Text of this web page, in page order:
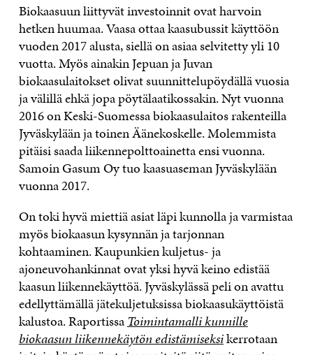
Biokaasuun liittyvät investoinnit ovat harvoin
hetken huumaa. Vaasa ottaa kaasubussit käyttöön
vuoden 2017 alusta, siellä on asiaa selvitetty yli 10
vuotta. Myös ainakin Jepuan ja Juvan
biokaasulaitokset olivat suunnittelupöydällä vuosia
ja välillä ehkä jopa pöytälaatikossakin. Nyt vuonna
2016 on Keski-Suomessa biokaasulaitos rakenteilla
Jyväskylään ja toinen Äänekoskelle. Molemmista
pitäisi saada liikennepolttoainetta ensi vuonna.
Samoin Gasum Oy tuo kaasuaseman Jyväskylään
vuonna 2017.
On toki hyvä miettiä asiat läpi kunnolla ja varmistaa
myös biokaasun kysynnän ja tarjonnan
kohtaaminen. Kaupunkien kuljetus- ja
ajoneuvohankinnat ovat yksi hyvä keino edistää
kaasun liikennekäyttöä. Jyväskylässä peli on avattu
edellyttämällä jätekuljetuksissa biokaasukäyttöistä
kalustoa. RaportissaToimintamalli kunnille
biokaasun liikennekäytön edistämiseksikerrotaan